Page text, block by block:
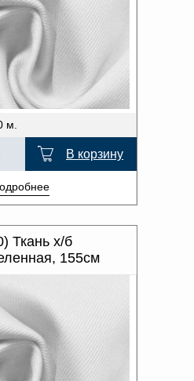
м.
В корзину
Ткань х/б
155см